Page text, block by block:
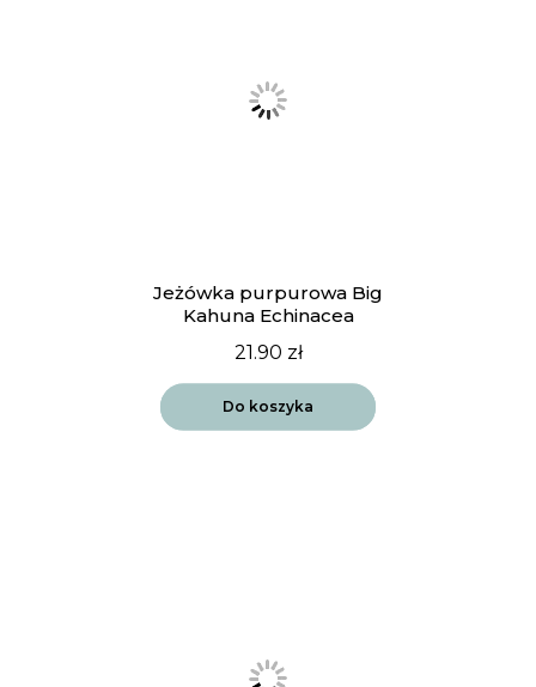
Jeżówka purpurowa Big
Kahuna Echinacea
21.90 zł
Do koszyka